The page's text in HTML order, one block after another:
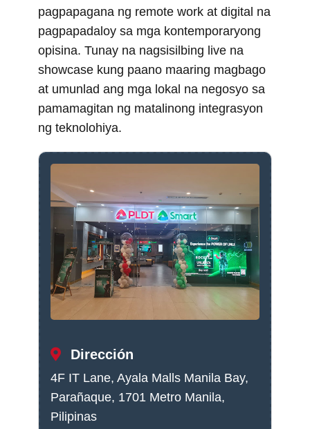
pagpapagana ng remote work at digital na
pagpapadaloy sa mga kontemporaryong
opisina. Tunay na nagsisilbing live na
showcase kung paano maaring magbago
at umunlad ang mga lokal na negosyo sa
pamamagitan ng matalinong integrasyon
ng teknolohiya.
Dirección
4F IT Lane, Ayala Malls Manila Bay,
Parañaque, 1701 Metro Manila,
Pilipinas